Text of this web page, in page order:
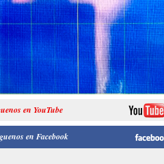
en YouTube
en Facebook